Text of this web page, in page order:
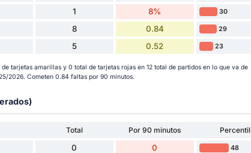
1 8% 30
8 0.84 29
5 0.52 23
tarjetas amarillas y 0 total de tarjetas rojas en 12 total de partidos en lo que va de
2026. Cometen 0.84 faltas por 90 minutos.
Total Por 90 minutos
Percentil
0 0 48